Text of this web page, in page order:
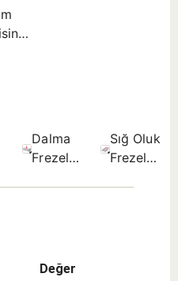
-
Dalma
Frezeleme
Sığ Oluk
Frezeleme
Değer